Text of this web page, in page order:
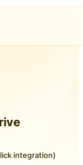
integration)